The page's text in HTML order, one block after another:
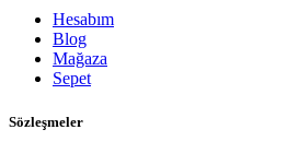
Hesabım
Blog
Mağaza
Sepet
Sözleşmeler